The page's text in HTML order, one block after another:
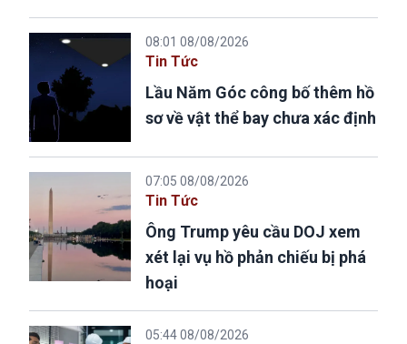
08:01 08/08/2026
Tin Tức
Lầu Năm Góc công bố thêm hồ
sơ về vật thể bay chưa xác định
07:05 08/08/2026
Tin Tức
Ông Trump yêu cầu DOJ xem
xét lại vụ hồ phản chiếu bị phá
hoại
05:44 08/08/2026